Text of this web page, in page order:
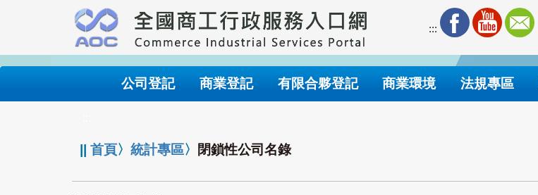
要
內
:::
公司登記 商業登記 有限合夥登記 商業環境 法規專區
||首頁〉統計專區〉 閉鎖性公司名錄